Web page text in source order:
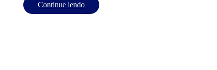
Continue lendo